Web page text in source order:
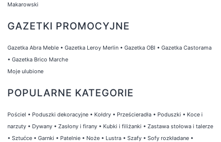
Makarowski
GAZETKI PROMOCYJNE
Gazetka Abra Meble • Gazetka Leroy Merlin • Gazetka OBI • Gazetka Castorama
• Gazetka Brico Marche
Moje ulubione
POPULARNE KATEGORIE
Pościel • Poduszki dekoracyjne • Kołdry • Prześcieradła • Poduszki • Koce i
narzuty • Dywany • Zasłony i firany • Kubki i filiżanki • Zastawa stołowa i talerze
• Sztućce • Garnki • Patelnie • Noże • Lustra • Szafy • Sofy rozkładane •